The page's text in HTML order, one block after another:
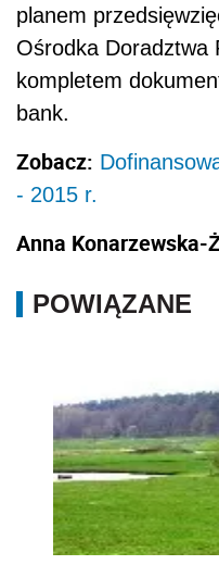
planem
Ośrodka Doradztwa
kompletem
bank.
Zobacz:
- 2015 r.
Anna Konarzewska-
POWIĄZANE